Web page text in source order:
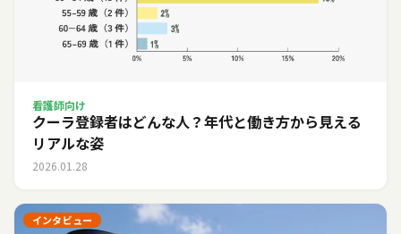
看護師向け
クーラ登録者はどんな人？年代と働き方から見える
リアルな姿
2026.01.28
インタビュー